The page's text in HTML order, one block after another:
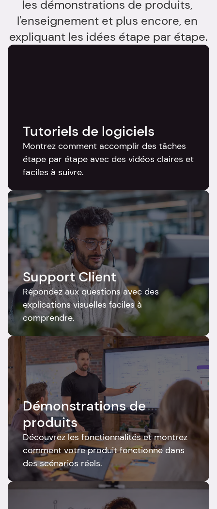
les démonstrations de produits,
l'enseignement et plus encore, en
expliquant les idées étape par étape.
Tutoriels de logiciels
Montrez comment accomplir des tâches
étape par étape avec des vidéos claires et
faciles à suivre.
Support Client
Répondez aux questions avec des
explications visuelles faciles à
comprendre.
Démonstrations de
produits
Découvrez les fonctionnalités et montrez
comment votre produit fonctionne dans
des scénarios réels.